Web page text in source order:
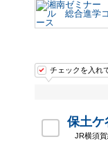
チェックを入れ
保土ケ
JR横須